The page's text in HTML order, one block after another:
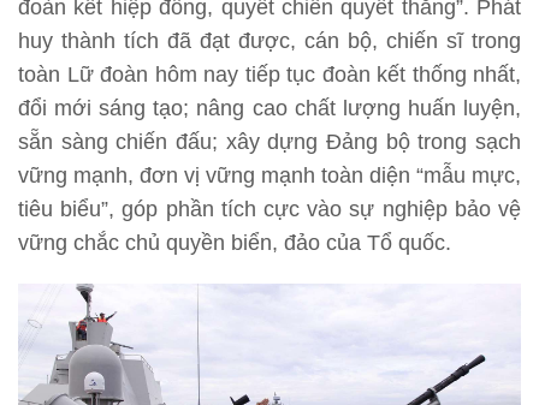
đoàn kết hiệp đồng, quyết chiến quyết thắng”. Phát
huy thành tích đã đạt được, cán bộ, chiến sĩ trong
toàn Lữ đoàn hôm nay tiếp tục đoàn kết thống nhất,
đổi mới sáng tạo; nâng cao chất lượng huấn luyện,
sẵn sàng chiến đấu; xây dựng Đảng bộ trong sạch
vững mạnh, đơn vị vững mạnh toàn diện “mẫu mực,
tiêu biểu”, góp phần tích cực vào sự nghiệp bảo vệ
vững chắc chủ quyền biển, đảo của Tổ quốc.